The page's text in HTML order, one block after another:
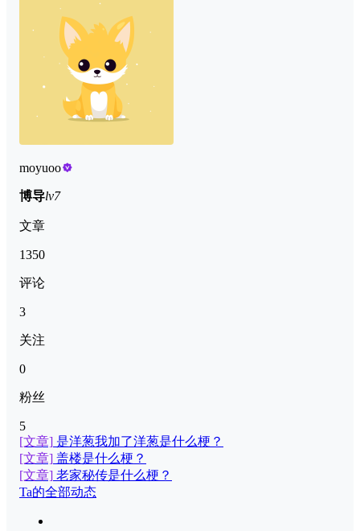
moyuoo
博导lv7
文章
1350
评论
3
关注
0
粉丝
5
[文章] 是洋葱我加了洋葱是什么梗？
[文章] 盖楼是什么梗？
[文章] 老家秘传是什么梗？
Ta的全部动态